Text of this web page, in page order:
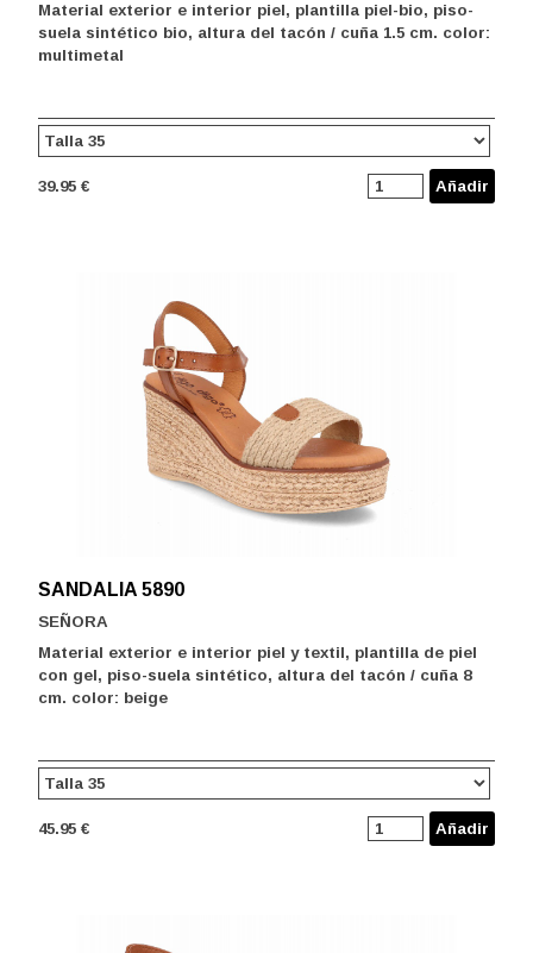
Material exterior e interior piel, plantilla piel-bio, piso-
suela sintético bio, altura del tacón / cuña 1.5 cm. color:
multimetal
39.95 € Añadir
SANDALIA 5890
SEÑORA
Material exterior e interior piel y textil, plantilla de piel
con gel, piso-suela sintético, altura del tacón / cuña 8
cm. color: beige
45.95 € Añadir